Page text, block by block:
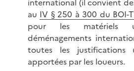
international (il convient
au IV § 250 à 300 du BOI-
pour les matériels
déménagements
toutes les justifications
apportées par les loueurs.